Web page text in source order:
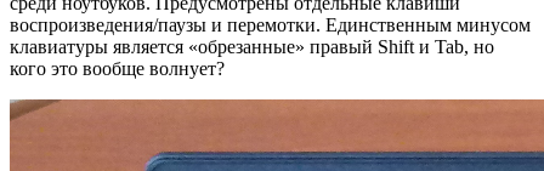
воспроизведения/паузы и перемотки. Единственным минусом
клавиатуры является «обрезанные» правый Shift и Tab, но
кого это вообще волнует?